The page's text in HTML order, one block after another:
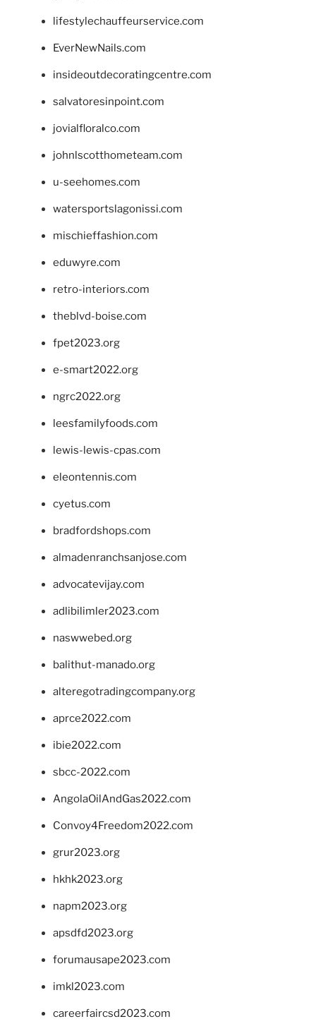
lifestylechauffeurservice.com
EverNewNails.com
insideoutdecoratingcentre.com
salvatoresinpoint.com
jovialfloralco.com
johnlscotthometeam.com
u-seehomes.com
watersportslagonissi.com
mischieffashion.com
eduwyre.com
retro-interiors.com
theblvd-boise.com
fpet2023.org
e-smart2022.org
ngrc2022.org
leesfamilyfoods.com
lewis-lewis-cpas.com
eleontennis.com
cyetus.com
bradfordshops.com
almadenranchsanjose.com
advocatevijay.com
adlibilimler2023.com
naswwebed.org
balithut-manado.org
alteregotradingcompany.org
aprce2022.com
ibie2022.com
sbcc-2022.com
AngolaOilAndGas2022.com
Convoy4Freedom2022.com
grur2023.org
hkhk2023.org
napm2023.org
apsdfd2023.org
forumausape2023.com
imkl2023.com
careerfaircsd2023.com